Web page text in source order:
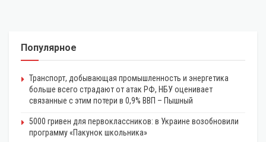
Популярное
Транспорт, добывающая промышленность и энергетика
больше всего страдают от атак РФ, НБУ оценивает
связанные с этим потери в 0,9% ВВП – Пышный
5000 гривен для первоклассников: в Украине возобновили
программу «Пакунок школьника»